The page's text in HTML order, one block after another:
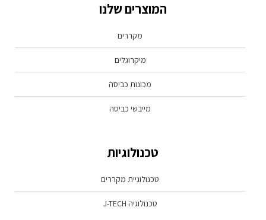
המוצרים שלנו
מקררים
מיקרוגלים
מכונות כביסה
מייבשי כביסה
טכנולוגיות
טכנולוגיית מקררים
טכנולוגיה J-TECH